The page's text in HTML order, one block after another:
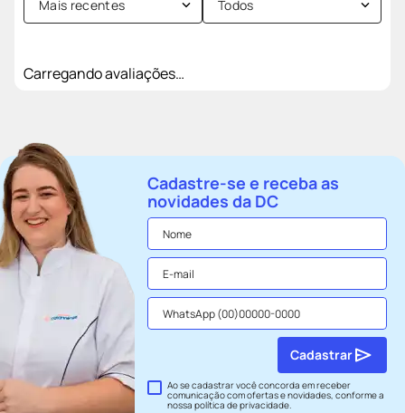
Mais recentes Todos
Carregando avaliações…
Cadastre-se e receba as
novidades da DC
Ao se cadastrar você concorda em receber
comunicação com ofertas e novidades, conforme a
nossapolítica de privacidade.
Cadastrar